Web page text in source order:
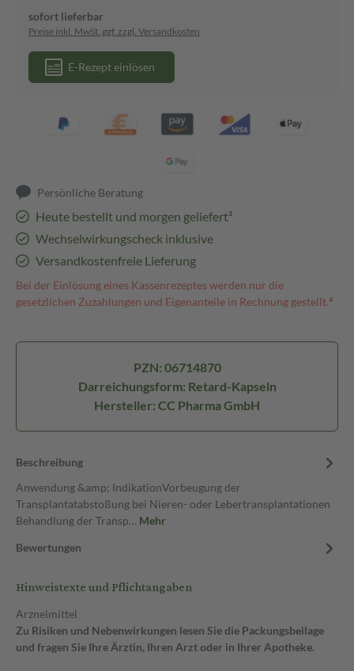
sofort lieferbar
Preise inkl. MwSt. ggf. zzgl. Versandkosten
E-Rezept einlösen
Persönliche Beratung
Heute bestellt und morgen geliefert³
Wechselwirkungscheck inklusive
Versandkostenfreie Lieferung
Bei der Einlösung eines Kassenrezeptes werden nur die
gesetzlichen Zuzahlungen und Eigenanteile in Rechnung gestellt.⁴
PZN: 06714870
Darreichungsform: Retard-Kapseln
Hersteller: CC Pharma GmbH
Beschreibung
Anwendung &amp; IndikationVorbeugung der
Transplantatabstoßung bei Nieren- oder Lebertransplantationen
Behandlung der Transp… Mehr
Bewertungen
Hinweistexte und Pflichtangaben
Arzneimittel
Zu Risiken und Nebenwirkungen lesen Sie die Packungsbeilage
und fragen Sie Ihre Ärztin, Ihren Arzt oder in Ihrer Apotheke.